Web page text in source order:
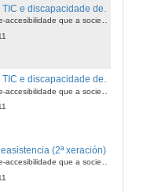
Necesidades de e-accesibilidade que a sociedade demanda
Relación entre TIC e discapacidade desde a parte asociativa e a relación usuario-recurso
(2ª xeración)
Necesidades de e-accesibilidade que a sociedade demanda